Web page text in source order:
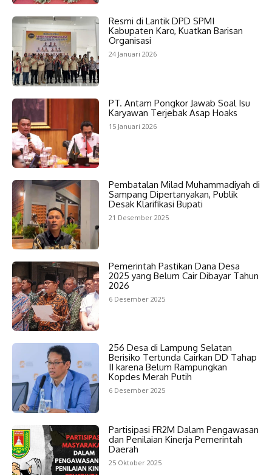
Resmi di Lantik DPD SPMI
Kabupaten Karo, Kuatkan Barisan
Organisasi
24 Januari 2026
PT. Antam Pongkor Jawab Soal Isu
Karyawan Terjebak Asap Hoaks
15 Januari 2026
Pembatalan Milad Muhammadiyah di
Sampang Dipertanyakan, Publik
Desak Klarifikasi Bupati
21 Desember 2025
Pemerintah Pastikan Dana Desa
2025 yang Belum Cair Dibayar Tahun
2026
6 Desember 2025
256 Desa di Lampung Selatan
Berisiko Tertunda Cairkan DD Tahap
II karena Belum Rampungkan
Kopdes Merah Putih
6 Desember 2025
Partisipasi FR2M Dalam Pengawasan
dan Penilaian Kinerja Pemerintah
Daerah
25 Oktober 2025